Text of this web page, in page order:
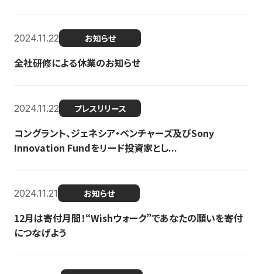
2024.11.22 お知らせ
全社研修による休業のお知らせ
2024.11.22 プレスリリース
コングラント、ジェネシア・ベンチャーズ及びSony
Innovation Fundをリード投資家とし...
2024.11.21 お知らせ
12月は寄付月間！“Wishウォーク”であなたの願いを寄付
につなげよう